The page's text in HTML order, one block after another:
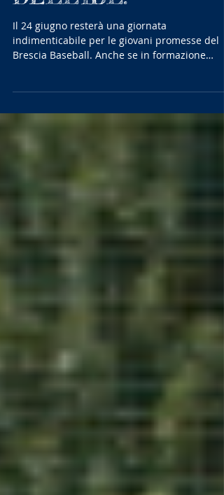
DELL'IBL.
Il 24 giugno resterà una giornata
Brescia Baseball. Anche se in formazione